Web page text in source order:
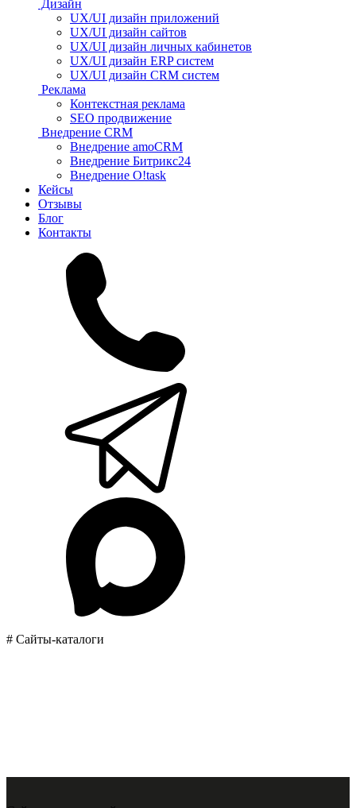
Дизайн
UX/UI дизайн приложений
UX/UI дизайн сайтов
UX/UI дизайн личных кабинетов
UX/UI дизайн ERP систем
UX/UI дизайн CRM систем
Реклама
Контекстная реклама
SEO продвижение
Внедрение CRM
Внедрение amoCRM
Внедрение Битрикс24
Внедрение O!task
Кейсы
Отзывы
Блог
Контакты
# Сайты-каталоги